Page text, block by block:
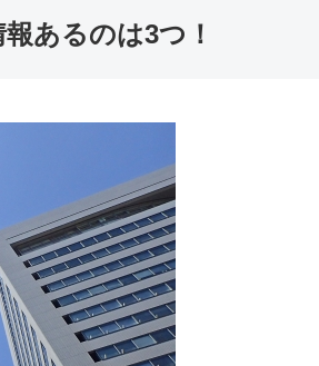
あるのは3つ！